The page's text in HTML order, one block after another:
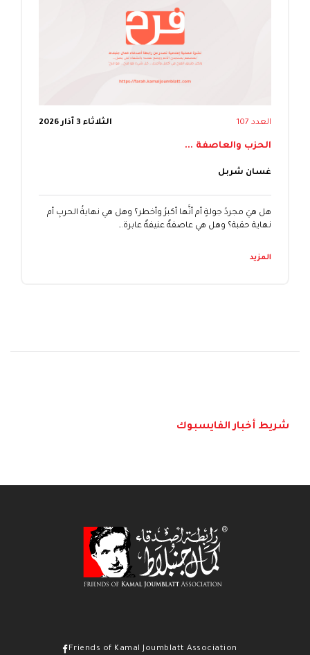
العدد 107 الثلاثاء 3 آذار 2026
الحزب والعاصفة ...
غسان شربل
هل هيَ مجردُ جولةٍ أم أنَّها أكبرُ وأخطر؟ وهل هي نهايةُ الحربِ أم
نهاية حقبة؟ وهل هي عاصفةٌ عنيفةٌ عابرة…
المزيد
شريط أخبار الفايسبوك
Friends of Kamal Joumblatt Association